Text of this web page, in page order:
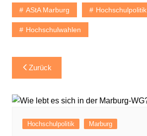
AStA Marburg Hochschulpolitik
Hochschulwahlen
Beitragsnavigation
Zurück
Hochschulpolitik Marburg